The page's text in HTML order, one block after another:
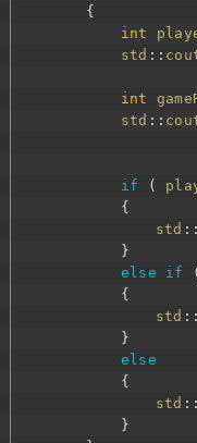
{
int
std ::
int
std ::
if (
{
std ::
}
else
if (
{
std ::
}
else
{
std ::
}